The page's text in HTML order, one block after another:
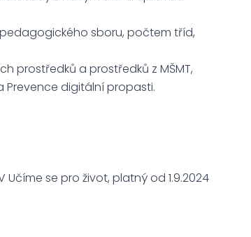
pedagogického sboru, počtem tříd,
prostředků a prostředků z MŠMT,
digitální propasti.
Učíme se pro život, platný od 1.9.2024